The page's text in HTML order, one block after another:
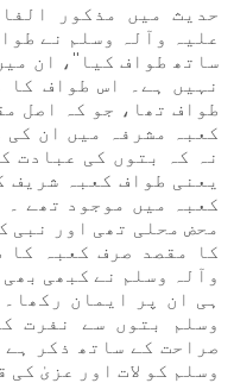
حدیث میں مذکور
علیہ وآلہ وسلم نے
ساتھ طواف کیا''، ان
نہیں ہے۔ اس طواف کا
طواف تھا، جو کہ اصل
کعبہ مشرفہ میں ان کی
نہ کہ بتوں کی عبادت
یعنی طواف کعبہ شریف
کعبہ میں موجود تھے
محض محلی تھی اور نبی
کا مقصد صرف کعبہ کا
وآلہ وسلم نے کبھی
ہی ان پر ایمان
وسلم بتوں سے نفرت
صراحت کے ساتھ ذکر
وسلم کو لات اور عزیٰ